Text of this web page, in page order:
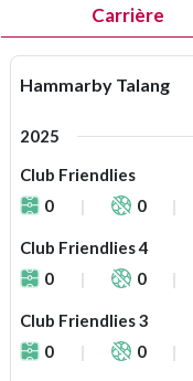
Carrière
Hammarby Talang
2025
Club Friendlies
0
0
Club Friendlies 4
0
0
Club Friendlies 3
0
0